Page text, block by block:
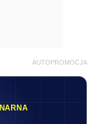
AUTOPROMOCJA